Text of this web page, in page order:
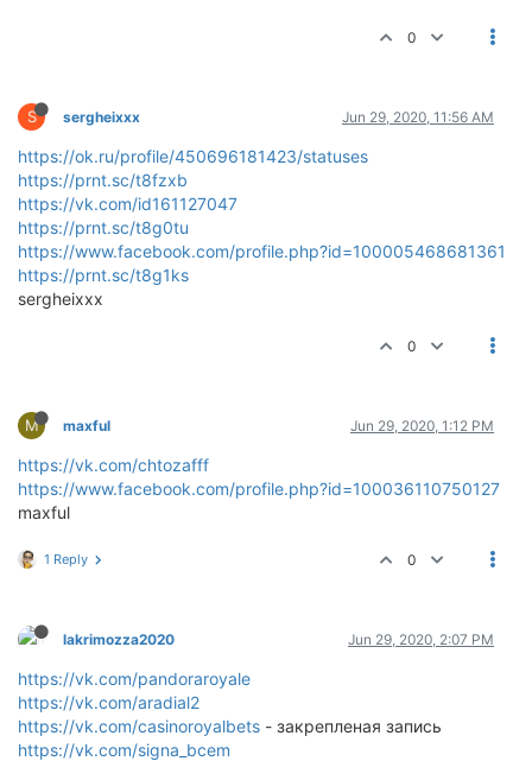
0
S sergheixxx Jun 29, 2020, 11:56 AM
https://ok.ru/profile/450696181423/statuses
https://prnt.sc/t8fzxb
https://vk.com/id161127047
https://prnt.sc/t8g0tu
https://www.facebook.com/profile.php?id=100005468681361
https://prnt.sc/t8g1ks
sergheixxx
0
M maxful Jun 29, 2020, 1:12 PM
https://vk.com/chtozafff
https://www.facebook.com/profile.php?id=100036110750127
maxful
1 Reply 0
lakrimozza2020 Jun 29, 2020, 2:07 PM
https://vk.com/pandoraroyale
https://vk.com/aradial2
https://vk.com/casinoroyalbets - закрепленая запись
https://vk.com/signa_bcem